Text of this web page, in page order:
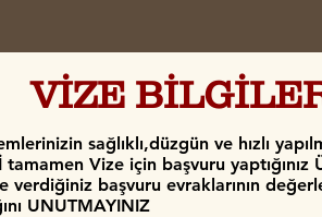
VİZE
sağlıklı,düzgün ve hızlı
tamamen Vize için başvuru
verdiğiniz başvuru evraklarının
UNUTMAYINIZ